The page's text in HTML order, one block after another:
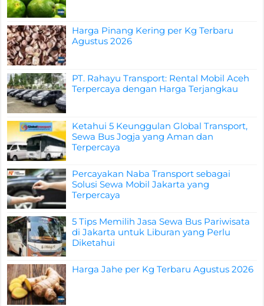
Harga Pinang Kering per Kg Terbaru
Agustus 2026
PT. Rahayu Transport: Rental Mobil Aceh
Terpercaya dengan Harga Terjangkau
Ketahui 5 Keunggulan Global Transport,
Sewa Bus Jogja yang Aman dan
Terpercaya
Percayakan Naba Transport sebagai
Solusi Sewa Mobil Jakarta yang
Terpercaya
5 Tips Memilih Jasa Sewa Bus Pariwisata
di Jakarta untuk Liburan yang Perlu
Diketahui
Harga Jahe per Kg Terbaru Agustus 2026